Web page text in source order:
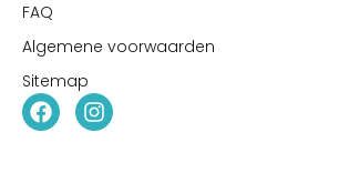
FAQ
Algemene voorwaarden
Sitemap